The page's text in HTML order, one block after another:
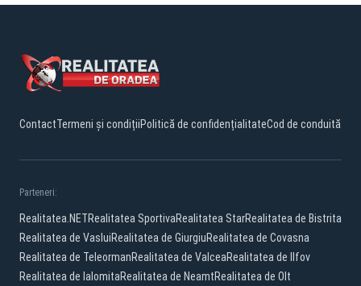
ContactTermeni și condițiiPolitică de confidențialitateCod de conduită
Parteneri:
Realitatea.NETRealitatea SportivaRealitatea StarRealitatea de Bistrita
Realitatea de VasluiRealitatea de GiurgiuRealitatea de Covasna
Realitatea de TeleormanRealitatea de ValceaRealitatea de Ilfov
Realitatea de IalomitaRealitatea de NeamtRealitatea de Olt